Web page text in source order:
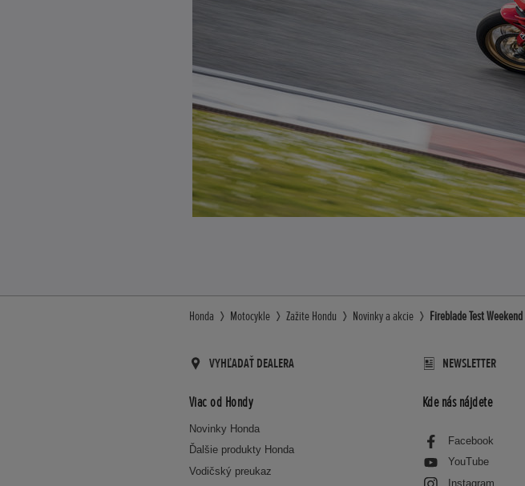
Honda Motocykle Zažite Hondu Novinky a akcie Fireblade Test Weekend
VYHĽADAŤ DEALERA NEWSLETTER
Viac od Hondy
Novinky Honda
Ďalšie produkty Honda
Vodičský preukaz
Kde nás nájdete
Facebook
YouTube
Instagram